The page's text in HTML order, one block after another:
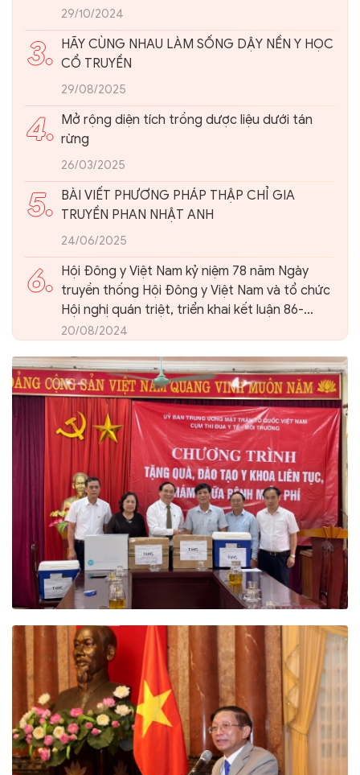
29/10/2024
3. HÃY CÙNG NHAU LÀM SỐNG DẬY NỀN Y HỌC
CỔ TRUYỀN
29/08/2025
4. Mở rộng diện tích trồng dược liệu dưới tán
rừng
26/03/2025
5. BÀI VIẾT PHƯƠNG PHÁP THẬP CHỈ GIA
TRUYỀN PHAN NHẬT ANH
24/06/2025
6. Hội Đông y Việt Nam kỷ niệm 78 năm Ngày
truyền thống Hội Đông y Việt Nam và tổ chức
Hội nghị quán triệt, triển khai kết luận 86-
KL/TW của Ban Bí thư Trung ương Đảng về
Hội Đông y Việt Nam trong giai đoạn mới.
20/08/2024